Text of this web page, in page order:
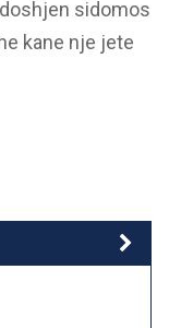
sidomos
kane nje jete